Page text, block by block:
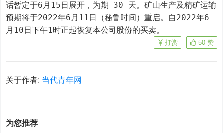
话暂定于6月15日展开，为期 30 天。矿山生产及精矿运输
预期将于2022年6月11日（秘鲁时间）重启。自2022年6
月10日下午1时正起恢复本公司股份的买卖。
50 赞
打赏
关于作者: 当代青年网
为您推荐